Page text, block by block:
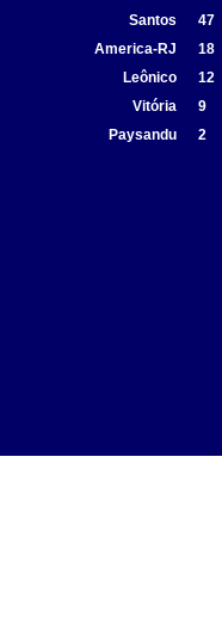
Santos
47
America-RJ
18
Leônico
12
Vitória
9
Paysandu
2